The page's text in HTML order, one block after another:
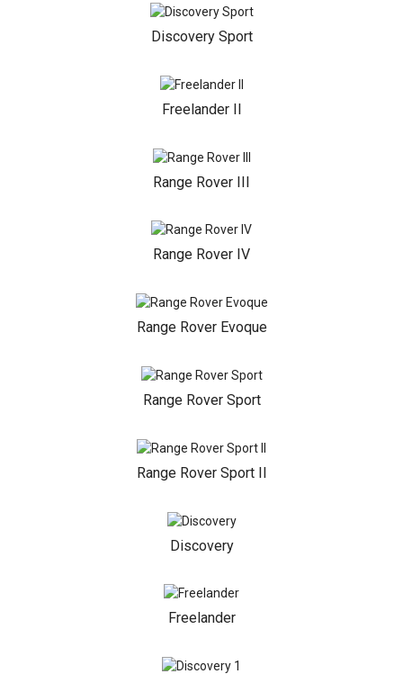
Discovery Sport
Freelander II
Range Rover III
Range Rover IV
Range Rover Evoque
Range Rover Sport
Range Rover Sport II
Discovery
Freelander